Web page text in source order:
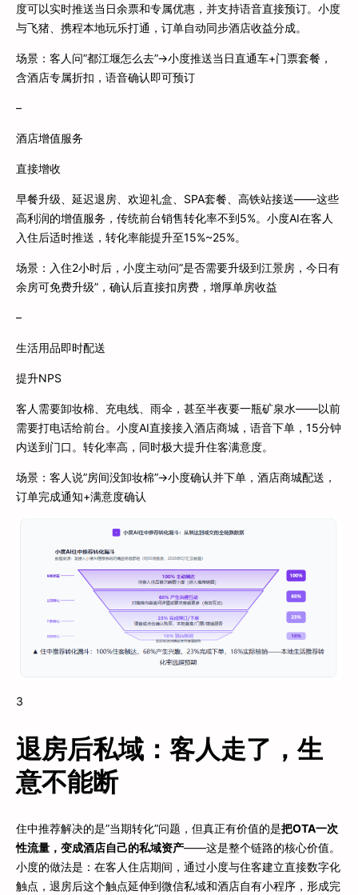
度可以实时推送当日余票和专属优惠，并支持语音直接预订。小度
与飞猪、携程本地玩乐打通，订单自动同步酒店收益分成。
场景：客人问”都江堰怎么去”→小度推送当日直通车+门票套餐，
含酒店专属折扣，语音确认即可预订
–
酒店增值服务
直接增收
早餐升级、延迟退房、欢迎礼盒、SPA套餐、高铁站接送——这些
高利润的增值服务，传统前台销售转化率不到5%。小度AI在客人
入住后适时推送，转化率能提升至15%~25%。
场景：入住2小时后，小度主动问”是否需要升级到江景房，今日有
余房可免费升级”，确认后直接扣房费，增厚单房收益
–
生活用品即时配送
提升NPS
客人需要卸妆棉、充电线、雨伞，甚至半夜要一瓶矿泉水——以前
需要打电话给前台。小度AI直接接入酒店商城，语音下单，15分钟
内送到门口。转化率高，同时极大提升住客满意度。
场景：客人说”房间没卸妆棉”→小度确认并下单，酒店商城配送，
订单完成通知+满意度确认
3
退房后私域：客人走了，生
意不能断
住中推荐解决的是”当期转化”问题，但真正有价值的是把OTA一次
性流量，变成酒店自己的私域资产——这是整个链路的核心价值。
小度的做法是：在客人住店期间，通过小度与住客建立直接数字化
触点，退房后这个触点延伸到微信私域和酒店自有小程序，形成完